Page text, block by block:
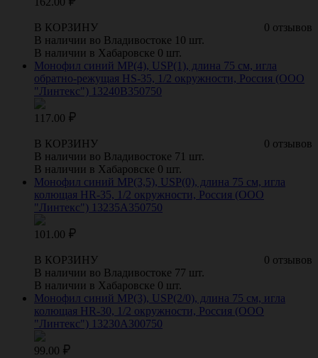
0 отзывов
В КОРЗИНУ
В наличии во Владивостоке 10 шт.
В наличии в Хабаровске 0 шт.
Монофил синий МР(4), USP(1), длина 75 см, игла
обратно-режущая HS-35, 1/2 окружности, Россия (ООО
"Линтекс") 13240B350750
117.00
0 отзывов
В КОРЗИНУ
В наличии во Владивостоке 71 шт.
В наличии в Хабаровске 0 шт.
Монофил синий МР(3,5), USP(0), длина 75 см, игла
колющая HR-35, 1/2 окружности, Россия (ООО
"Линтекс") 13235A350750
101.00
0 отзывов
В КОРЗИНУ
В наличии во Владивостоке 77 шт.
В наличии в Хабаровске 0 шт.
Монофил синий МР(3), USP(2/0), длина 75 см, игла
колющая HR-30, 1/2 окружности, Россия (ООО
"Линтекс") 13230A300750
99.00